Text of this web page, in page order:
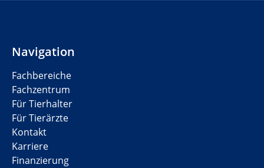
Navigation
Fachbereiche
Fachzentrum
Für Tierhalter
Für Tierärzte
Kontakt
Karriere
Finanzierung